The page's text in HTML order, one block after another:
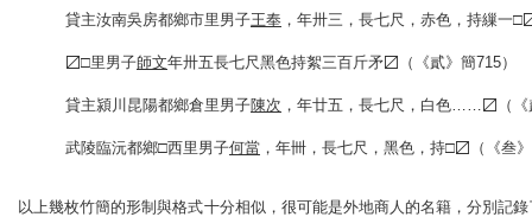
貸主汝南吳房都鄉市里男子王奉 ，年卅三，長七尺，赤色，持繅一□
〼□里男子師文年卅五長七尺黑色持絮三百斤矛〼（《貳》簡715）
貸主潁川昆陽都鄉倉里男子陳次 ，年廿五，長七尺，白色……〼（《
武陵臨沅都鄉□西里男子何當 ，年卌，長七尺，黑色，持□〼（《叁
以上幾枚竹簡的形制與格式十分相似，很可能是外地商人的名籍，分別記